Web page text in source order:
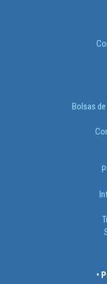
Bolsas
•